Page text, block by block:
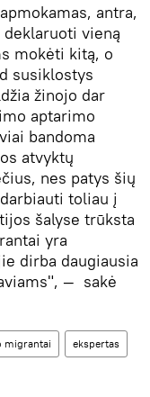
antra,
vieną
mokėti kitą, o
susiklostys
žinojo dar
aptarimo
bandoma
atvyktų
nes patys šių
toliau į
šalyse trūksta
yra
dirba daugiausia
— sakė
migrantai ekspertas